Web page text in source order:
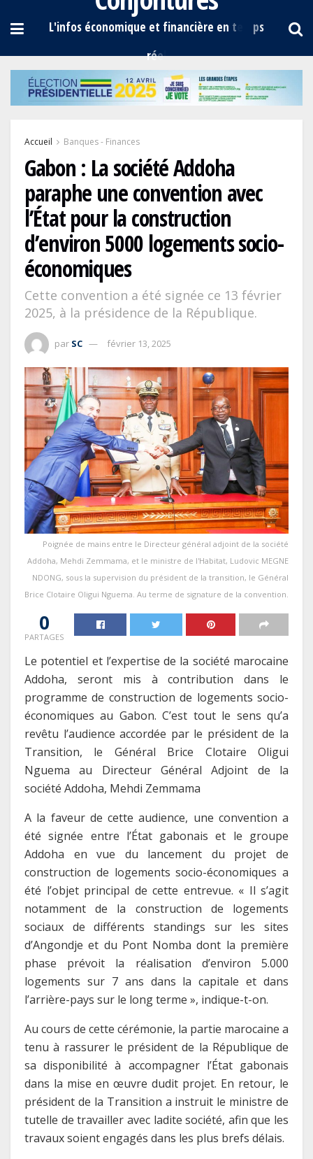
Accueil Banques - Finances
Gabon : La société Addoha
paraphe une convention avec
l’État pour la construction
d’environ 5000 logements socio-
économiques
Cette convention a été signée ce 13 février
2025, à la présidence de la République.
par SC février 13, 2025
Poignée de mains entre le Directeur général adjoint de la société
Addoha, Mehdi Zemmama, et le ministre de l'Habitat, Ludovic MEGNE
NDONG, sous la supervision du président de la transition, le Général
Brice Clotaire Oligui Nguema. Au terme de signature de la convention.
0
PARTAGES
Le potentiel et l’expertise de la société marocaine
Addoha, seront mis à contribution dans le
programme de construction de logements socio-
économiques au Gabon. C’est tout le sens qu’a
revêtu l’audience accordée par le président de la
Transition, le Général Brice Clotaire Oligui
Nguema au Directeur Général Adjoint de la
société Addoha, Mehdi Zemmama
A la faveur de cette audience, une convention a
été signée entre l’État gabonais et le groupe
Addoha en vue du lancement du projet de
construction de logements socio-économiques a
été l’objet principal de cette entrevue. « Il s’agit
notamment de la construction de logements
sociaux de différents standings sur les sites
d’Angondje et du Pont Nomba dont la première
phase prévoit la réalisation d’environ 5.000
logements sur 7 ans dans la capitale et dans
l’arrière-pays sur le long terme », indique-t-on.
Au cours de cette cérémonie, la partie marocaine a
tenu à rassurer le président de la République de
sa disponibilité à accompagner l’État gabonais
dans la mise en œuvre dudit projet. En retour, le
président de la Transition a instruit le ministre de
tutelle de travailler avec ladite société, afin que les
travaux soient engagés dans les plus brefs délais.